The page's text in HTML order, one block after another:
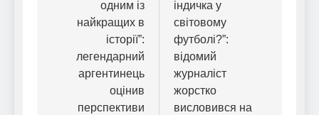
одним із
найкращих в
історії”:
легендарний
аргентинець
оцінив
перспективи
індичка у
світовому
футболі?”:
відомий
журналіст
жорстко
висловився на